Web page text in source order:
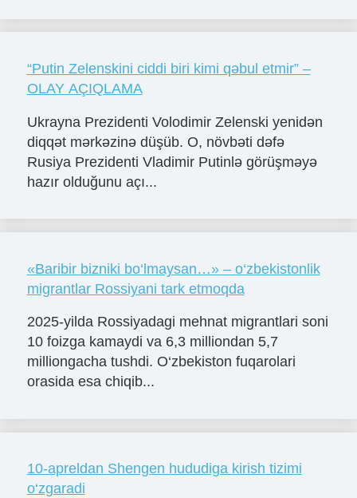
“Putin Zelenskini ciddi biri kimi qəbul etmir” –
OLAY AÇIQLAMA
Ukrayna Prezidenti Volodimir Zelenski yenidən
diqqət mərkəzinə düşüb. O, növbəti dəfə
Rusiya Prezidenti Vladimir Putinlə görüşməyə
hazır olduğunu açı...
«Baribir bizniki bo‘lmaysan…» – o‘zbekistonlik
migrantlar Rossiyani tark etmoqda
2025-yilda Rossiyadagi mehnat migrantlari soni
10 foizga kamaydi va 6,3 milliondan 5,7
milliongacha tushdi. O‘zbekiston fuqarolari
orasida esa chiqib...
10-apreldan Shengen hududiga kirish tizimi
o‘zgaradi